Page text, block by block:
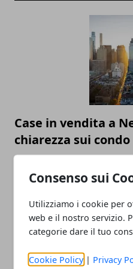
Consenso sui
Utilizziamo i cookie per
web e il nostro servizio.
categorie dare il tuo
Cookie Policy | Privacy
Case in vendita a
chiarezza sui condo
19/07/2019